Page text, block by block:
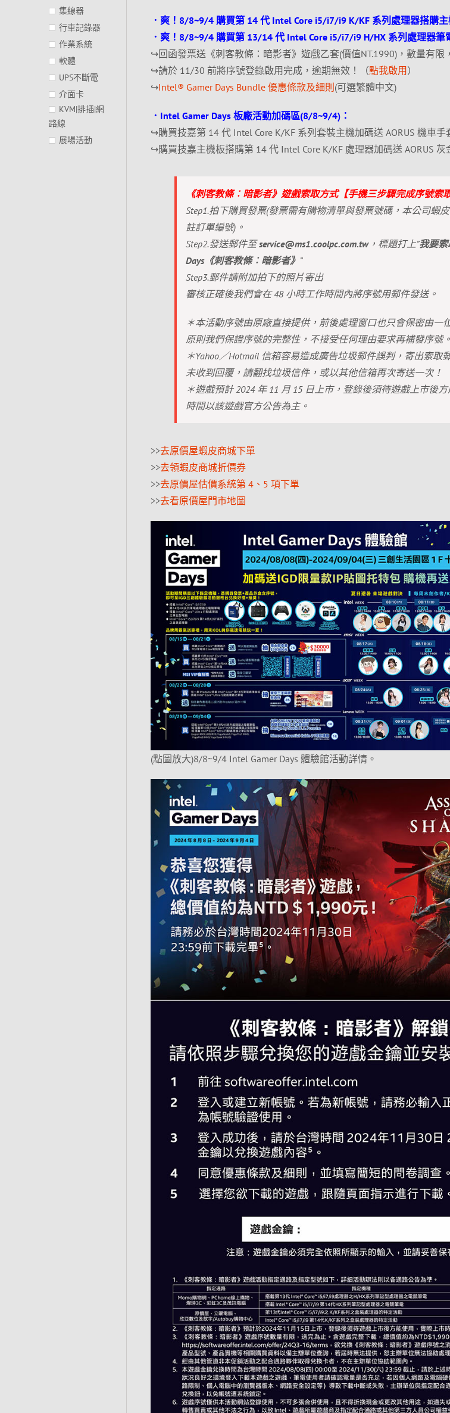
．爽！8/8~9/4 購買第 14 代 Intel Core i5/i7/i9 K/KF 系列處理器搭購
．爽！8/8~9/4 購買第 13/14 代 Intel Core i5/i7/i9 H/HX 系列處理器筆
↪回函發票送《刺客教條：暗影者》遊戲乙套(價值NT.1990)，數量有限
↪請於 11/30 前將序號登錄啟用完成，逾期無效！（點我啟用）
↪Intel® Gamer Days Bundle 優惠條款及細則(可選繁體中文)
．Intel Gamer Days 板廠活動加碼區(8/8~9/4)：
↪購買技嘉第 14 代 Intel Core K/KF 系列套裝主機加碼送 AORUS 機車手
↪購買技嘉主機板搭購第 14 代 Intel Core K/KF 處理器加碼送 AORUS
《刺客教條︰暗影者》遊戲索取方式【手機三步驟完成序號索
Step1.拍下購買發票(發票需有購物清單與發票號碼，本公司蝦
註訂單編號)。
Step2.發送郵件至service@ms1.coolpc.com.tw，標題打上”我要索
Days《刺客教條︰暗影者》 ”
Step3.郵件請附加拍下的照片寄出
審核正確後我們會在 48 小時工作時間內將序號用郵件發送。
＊本活動序號由原廠直接提供，前後處理窗口也只會保密由一
原則我們保證序號的完整性，不接受任何理由要求再補發序號。
＊Yahoo／Hotmail 信箱容易造成廣告垃圾郵件誤判，寄出索取
未收到回覆，請翻找垃圾信件，或以其他信箱再次寄送一次！
＊遊戲預計 2024 年 11 月 15 日上市，登錄後須待遊戲上市後
時間以該遊戲官方公告為主。
>>去原價屋蝦皮商城下單
>>去領蝦皮商城折價券
>>去原價屋估價系統第 4、5 項下單
>>去看原價屋門市地圖
(點圖放大)8/8~9/4 Intel Gamer Days 體驗館活動詳情。
集線器
行車記錄器
作業系統
軟體
UPS不斷電
介面卡
KVM|排插|網
路線
展場活動